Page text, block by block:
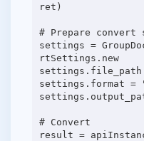
ret)
# Prepare convert
settings =
rtSettings.new
settings.format =
# Convert
result =